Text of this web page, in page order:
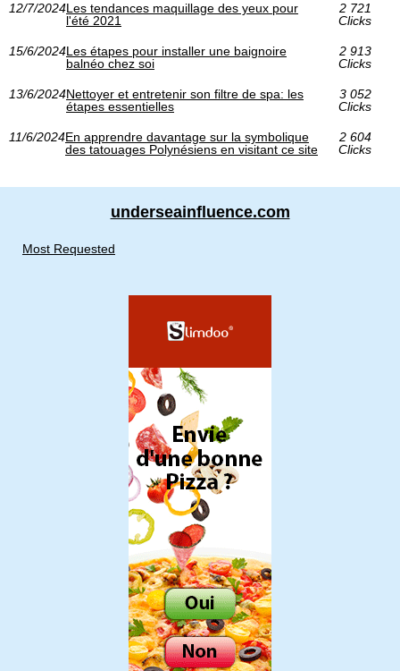
12/7/2024Les tendances maquillage des yeux pour
l'été 2021
2 721
Clicks
15/6/2024Les étapes pour installer une baignoire
balnéo chez soi
2 913
Clicks
13/6/2024Nettoyer et entretenir son filtre de spa: les
étapes essentielles
3 052
Clicks
11/6/2024En apprendre davantage sur la symbolique
des tatouages Polynésiens en visitant ce site
2 604
Clicks
underseainfluence.com
Most Requested